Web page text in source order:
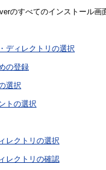
のすべてのインストール
ディレクトリの選択
の登録
選択
トの選択
レクトリの選択
レクトリの確認